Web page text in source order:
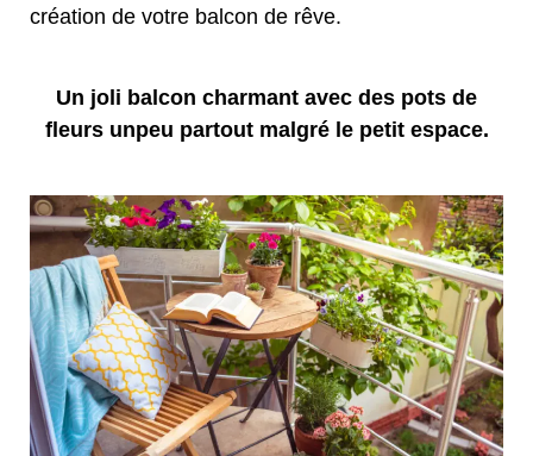
création de votre balcon de rêve.
Un joli balcon charmant avec des pots de
fleurs unpeu partout malgré le petit espace.